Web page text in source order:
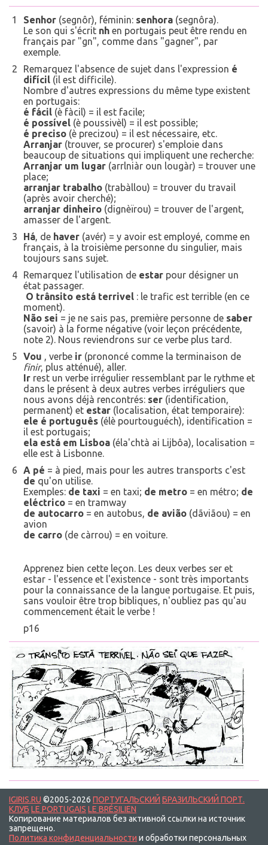
1 Senhor (segnôr), féminin: senhora (segnôra).
Le son qui s'écrit nh en portugais peut être rendu en
français par "gn", comme dans "gagner", par
exemple.
2
Remarquez l'absence de sujet dans l'expression é
difícil (il est difficile).
Nombre d'autres expressions du même type existent
en portugais:
é fácil (è fàcil) = il est facile;
é possível (è poussivèl) = il est possible;
é preciso (è precizou) = il est nécessaire, etc.
Arranjar (trouver, se procurer) s'emploie dans
beaucoup de situations qui impliquent une recherche:
Arranjar um lugar (arrlniàr oun lougàr) = trouver une
place;
arranjar trabalho (trabàllou) = trouver du travail
(après avoir cherché);
arranjar dinheiro (dignèïrou) = trouver de l'argent,
amasser de l'argent.
3
Há, de haver (avér) = y avoir est employé, comme en
français, à la troisième personne du singulier, mais
toujours sans sujet.
4
Remarquez l'utilisation de estar pour désigner un
état passager.
O trânsito está terrivel : le trafic est terrible (en ce
moment).
Não sei = je ne sais pas, première personne de saber
(savoir) à la forme négative (voir leçon précédente,
note 2). Nous reviendrons sur ce verbe plus tard.
5
Vou , verbe ir (prononcé comme la terminaison de
finir, plus atténué), aller.
Ir rest un verbe irrégulier ressemblant par le rythme et
dans le présent à deux autres verbes irréguliers que
nous avons déjà rencontrés: ser (identification,
permanent) et estar (localisation, état temporaire):
ele é português (élè pourtouguéch), identification =
il est portugais;
ela está em Lisboa (éla'chtà ai Lijbôa), localisation =
elle est à Lisbonne.
6
A pé = à pied, mais pour les autres transports c'est
de qu'on utilise.
Exemples: de taxi = en taxi; de metro = en métro; de
eléctrico = en tramway
de autocarro = en autobus, de avião (dãviãou) = en
avion
de carro (de càrrou) = en voiture.
Apprenez bien cette leçon. Les deux verbes ser et
estar - l'essence et l'existence - sont très importants
pour la connaissance de la langue portugaise. Et puis,
sans vouloir être trop bibliques, n'oubliez pas qu'au
commencement était le verbe !
p16
IGIRIS.RU ©2005-2026 ПОРТУГАЛЬСКИЙ БРАЗИЛЬСКИЙ ПОРТ.
КЛУБ LE PORTUGAIS LE BRÉSILIEN
Копирование материалов без активной ссылки на источник
запрещено.
Политика конфиденциальности и обработки персональных